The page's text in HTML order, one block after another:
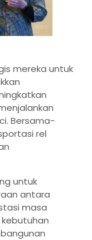
mereka untuk
Bersama-
rel
untuk
antara
masa